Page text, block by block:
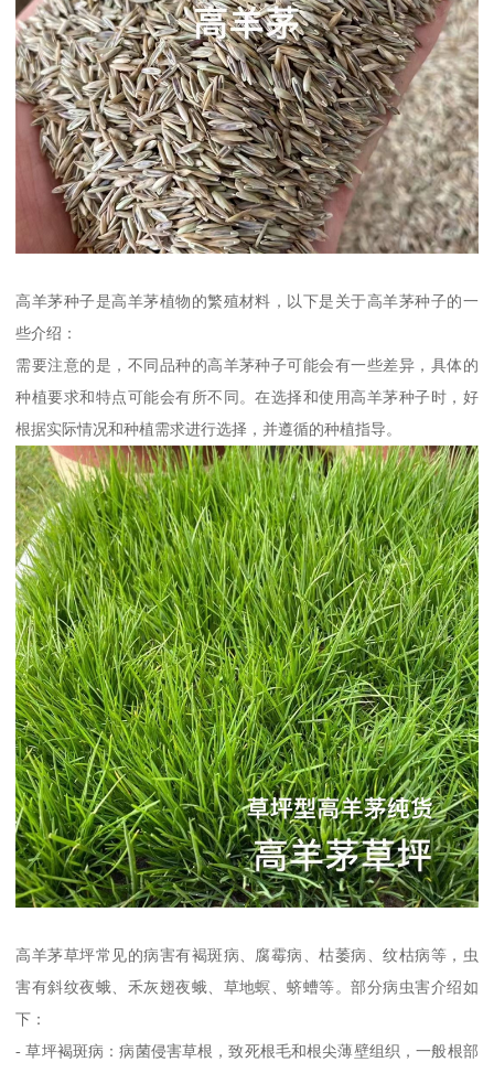
高羊茅种子是高羊茅植物的繁殖材料，以下是关于高羊茅种子的一
些介绍：
需要注意的是，不同品种的高羊茅种子可能会有一些差异，具体的
种植要求和特点可能会有所不同。在选择和使用高羊茅种子时，好
根据实际情况和种植需求进行选择，并遵循的种植指导。
高羊茅草坪常见的病害有褐斑病、腐霉病、枯萎病、纹枯病等，虫
害有斜纹夜蛾、禾灰翅夜蛾、草地螟、蛴螬等。部分病虫害介绍如
下：
- 草坪褐斑病：病菌侵害草根，致死根毛和根尖薄壁组织，一般根部